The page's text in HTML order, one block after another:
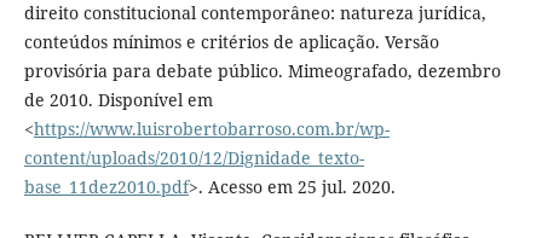
direito constitucional contemporâneo: natureza jurídica,
conteúdos mínimos e critérios de aplicação. Versão
provisória para debate público. Mimeografado, dezembro
de 2010. Disponível em
<https://www.luisrobertobarroso.com.br/wp-
content/uploads/2010/12/Dignidade_texto-
base_11dez2010.pdf>. Acesso em 25 jul. 2020.